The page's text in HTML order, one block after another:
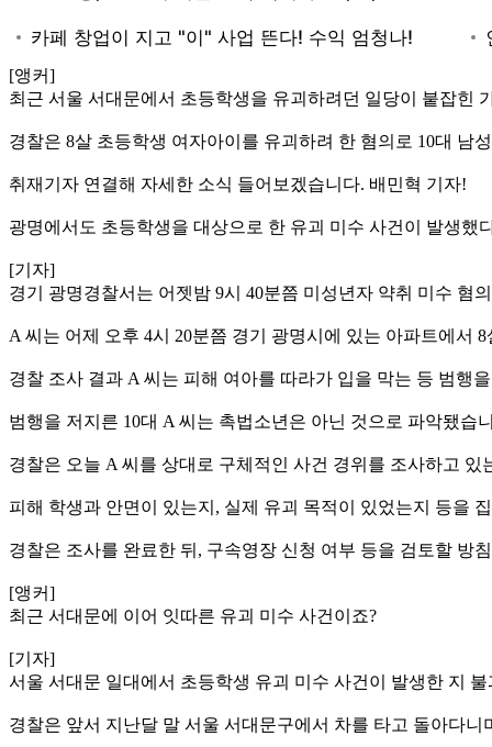
[앵커]
최근 서울 서대문에서 초등학생을 유괴하려던 일당이 붙잡힌
경찰은 8살 초등학생 여자아이를 유괴하려 한 혐의로 10대 남
취재기자 연결해 자세한 소식 들어보겠습니다. 배민혁 기자!
광명에서도 초등학생을 대상으로 한 유괴 미수 사건이 발생했
[기자]
경기 광명경찰서는 어젯밤 9시 40분쯤 미성년자 약취 미수 혐
A 씨는 어제 오후 4시 20분쯤 경기 광명시에 있는 아파트에서
경찰 조사 결과 A 씨는 피해 여아를 따라가 입을 막는 등 범행
범행을 저지른 10대 A 씨는 촉법소년은 아닌 것으로 파악됐습
경찰은 오늘 A 씨를 상대로 구체적인 사건 경위를 조사하고 있
피해 학생과 안면이 있는지, 실제 유괴 목적이 있었는지 등을
경찰은 조사를 완료한 뒤, 구속영장 신청 여부 등을 검토할 방
[앵커]
최근 서대문에 이어 잇따른 유괴 미수 사건이죠?
[기자]
서울 서대문 일대에서 초등학생 유괴 미수 사건이 발생한 지
경찰은 앞서 지난달 말 서울 서대문구에서 차를 타고 돌아다